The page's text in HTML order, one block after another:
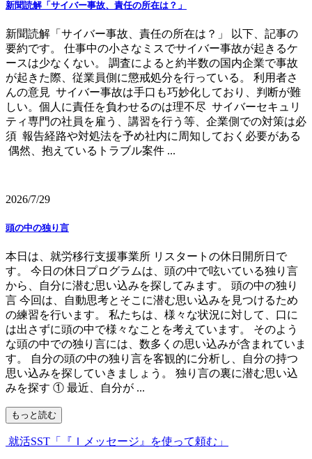
新聞読解「サイバー事故、責任の所在は？」
新聞読解「サイバー事故、責任の所在は？」 以下、記事の
要約です。 仕事中の小さなミスでサイバー事故が起きるケ
ースは少なくない。 調査によると約半数の国内企業で事故
が起きた際、従業員側に懲戒処分を行っている。 利用者さ
んの意見 サイバー事故は手口も巧妙化しており、判断が難
しい。個人に責任を負わせるのは理不尽 サイバーセキュリ
ティ専門の社員を雇う、講習を行う等、企業側での対策は必
須 報告経路や対処法を予め社内に周知しておく必要がある
偶然、抱えているトラブル案件 ...
2026/7/29
頭の中の独り言
本日は、就労移行支援事業所 リスタートの休日開所日で
す。 今日の休日プログラムは、頭の中で呟いている独り言
から、自分に潜む思い込みを探してみます。 頭の中の独り
言 今回は、自動思考とそこに潜む思い込みを見つけるため
の練習を行います。 私たちは、様々な状況に対して、口に
は出さずに頭の中で様々なことを考えています。 そのよう
な頭の中での独り言には、数多くの思い込みが含まれていま
す。 自分の頭の中の独り言を客観的に分析し、自分の持つ
思い込みを探していきましょう。 独り言の裏に潜む思い込
みを探す ① 最近、自分が ...
もっと読む
就活SST「『Ｉメッセージ』を使って頼む」